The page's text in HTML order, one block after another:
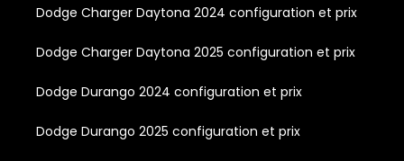
Dodge Charger Daytona 2024 configuration et prix
Dodge Charger Daytona 2025 configuration et prix
Dodge Durango 2024 configuration et prix
Dodge Durango 2025 configuration et prix